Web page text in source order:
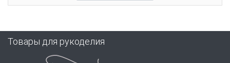
Товары для рукоделия